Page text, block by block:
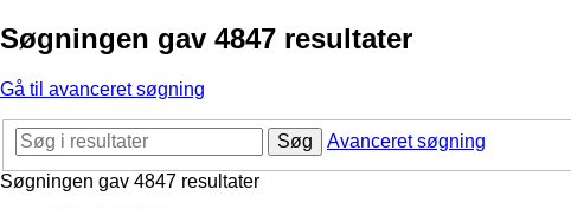
Søgningen gav 4847 resultater
Gå til avanceret søgning
Søg
Avanceret søgning
Søgningen gav 4847 resultater